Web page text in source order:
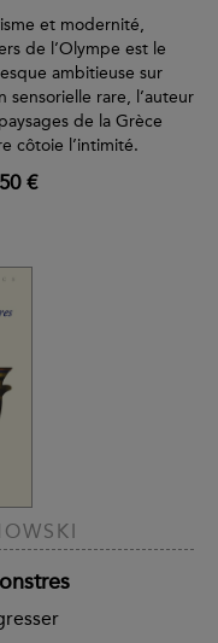
et modernité,
de l’Olympe est le
ambitieuse sur
rare, l’auteur
de la Grèce
côtoie l’intimité.
€